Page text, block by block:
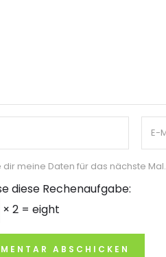
dir meine Daten für das nächste Mal.
diese Rechenaufgabe:
× 2 = eight